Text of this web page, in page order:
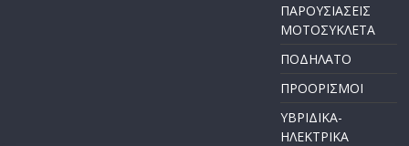
ΠΑΡΟΥΣΙΑΣΕΙΣ
ΜΟΤΟΣΥΚΛΕΤΑ
ΠΟΔΗΛΑΤΟ
ΠΡΟΟΡΙΣΜΟΙ
ΥΒΡΙΔΙΚΑ-
ΗΛΕΚΤΡΙΚΑ